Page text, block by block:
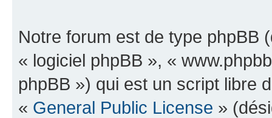
Notre forum est de type phpBB
« logiciel phpBB », «
phpBB ») qui est un script libre
« General Public License »